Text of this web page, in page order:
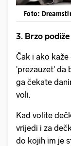
Foto:
3. Brzo
Čak i ako
'prezauzet' da
ga čekate
voli.
Kad volite
vrijedi i za
do kojih im je